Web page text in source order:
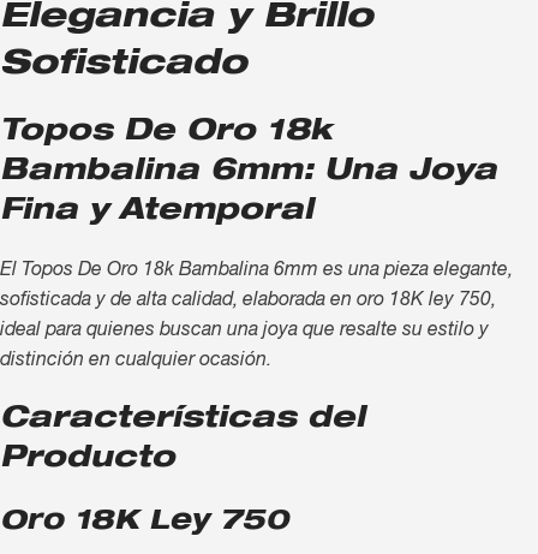
Elegancia y Brillo
Sofisticado
Topos De Oro 18k
Bambalina 6mm: Una Joya
Fina y Atemporal
El Topos De Oro 18k Bambalina 6mm es una pieza elegante,
sofisticada y de alta calidad, elaborada en oro 18K ley 750,
ideal para quienes buscan una joya que resalte su estilo y
distinción en cualquier ocasión.
Características del
Producto
Oro 18K Ley 750